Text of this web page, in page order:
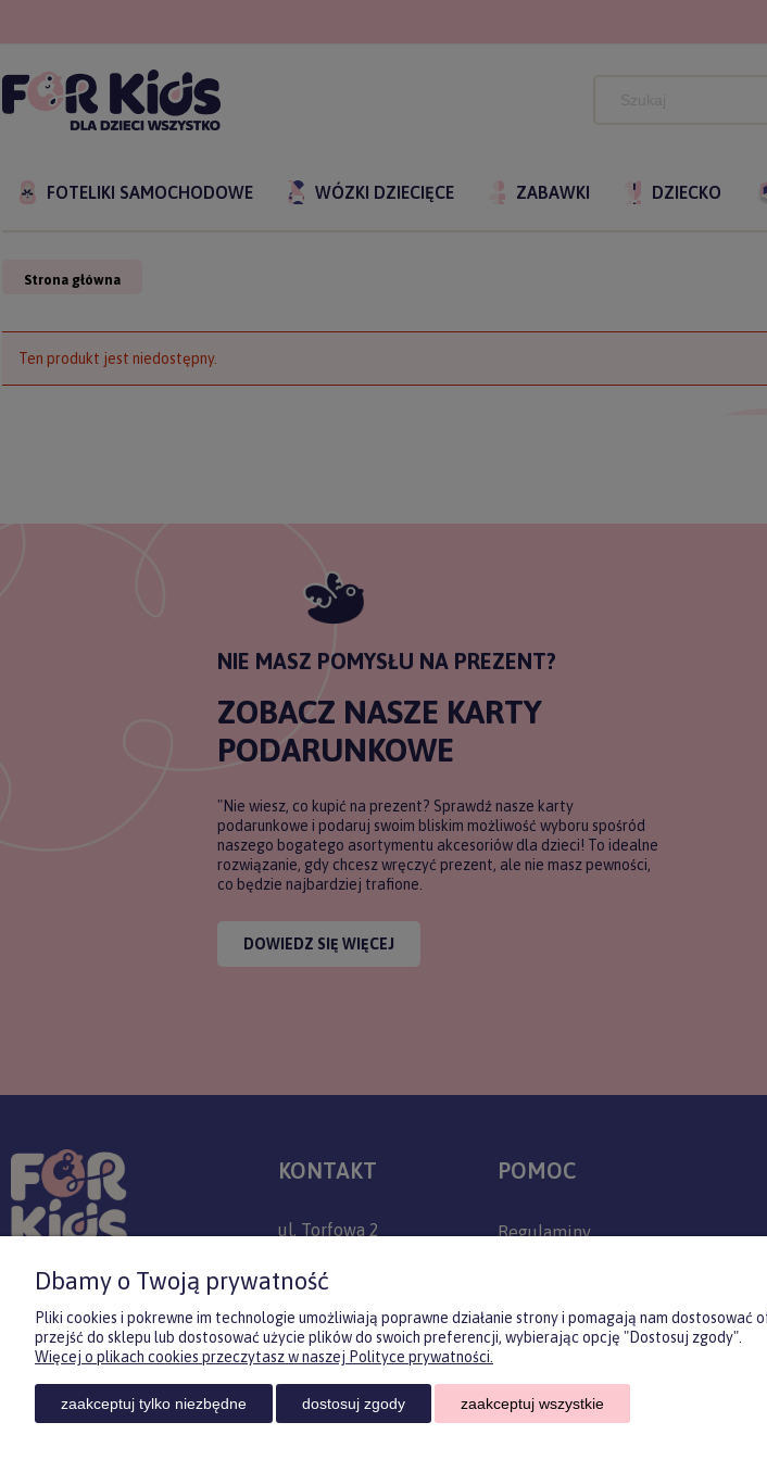
FOTELIKI SAMOCHODOWE WÓZKI DZIECIĘCE ZABAWKI DZIECKO
Strona główna
Ten produkt jest niedostępny.
NIE MASZ POMYSŁU NA PREZENT?
ZOBACZ NASZE KARTY
PODARUNKOWE
"Nie wiesz, co kupić na prezent? Sprawdź nasze karty
podarunkowe i podaruj swoim bliskim możliwość wyboru spośród
naszego bogatego asortymentu akcesoriów dla dzieci! To idealne
rozwiązanie, gdy chcesz wręczyć prezent, ale nie masz pewności,
co będzie najbardziej trafione.
DOWIEDZ SIĘ WIĘCEJ
KONTAKT
ul. Torfowa 2
+48 509 779 757
sklep@forkids.pl
Infolinia dostępna:
POMOC
Regulaminy
Polityka prywatności
Jak kupować?
Czas realizacji zamówienia
Czas i koszty dostawy
Dbamy o Twoją prywatność
Pliki cookies i pokrewne im technologie umożliwiają poprawne działanie strony i pomagają nam
przejść do sklepu lub dostosować użycie plików do swoich preferencji, wybierając opcję "Dostosuj zgody".
Więcej o plikach cookies przeczytasz w naszej Polityce prywatności.
zaakceptuj tylko niezbędne dostosuj zgody zaakceptuj wszystkie